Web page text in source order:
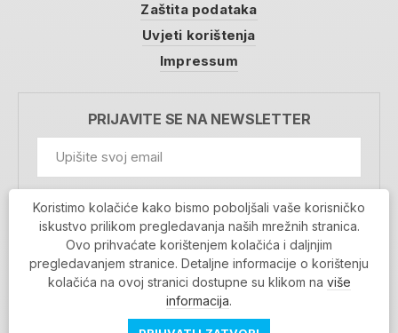
Zaštita podataka
Uvjeti korištenja
Impressum
PRIJAVITE SE NA NEWSLETTER
Prihvaćam da se moji podaci spremaju u bazu
podataka i koriste u svrhu slanja MojaRijeka
newslettera
MOJARIJEKA NEWSLETTER
PRIJAVI SE
Koristimo kolačiće kako bismo poboljšali vaše korisničko
iskustvo prilikom pregledavanja naših mrežnih stranica.
Ovo prihvaćate korištenjem kolačića i daljnjim
pregledavanjem stranice. Detaljne informacije o korištenju
kolačića na ovoj stranici dostupne su klikom na više
informacija.